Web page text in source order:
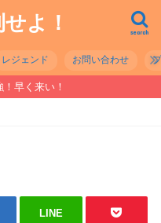
よ！ search
レジェンド お問い合わせ
早く来い！
LINE